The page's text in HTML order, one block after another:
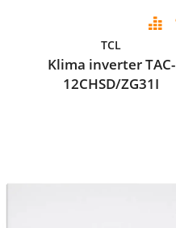
TCL
Klima inverter TAC-
12CHSD/ZG31I